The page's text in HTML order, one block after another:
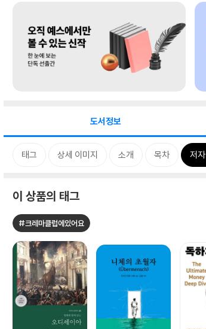
도서정보
태그 상세 이미지 소개 목차 저
이 상품의 태그
#크레마클럽에있어요